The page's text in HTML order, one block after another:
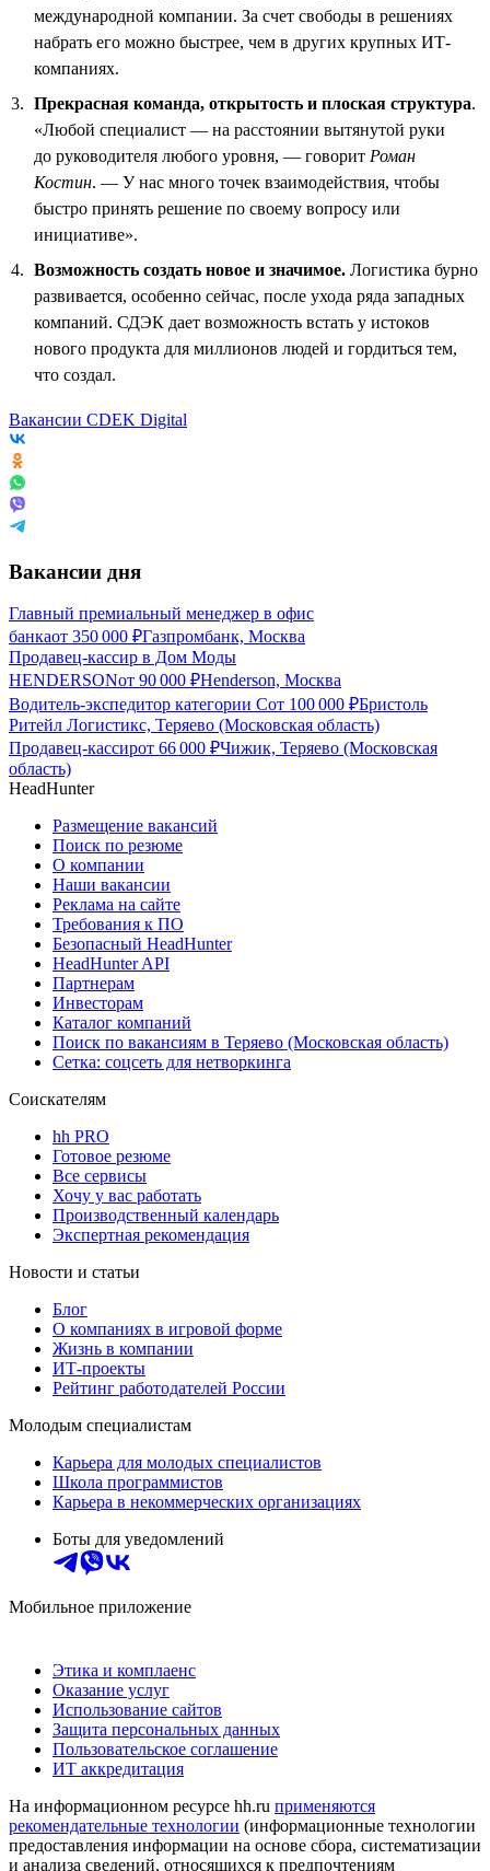
международной компании. За счет свободы в решениях
набрать его можно быстрее, чем в других крупных ИТ-
компаниях.
Прекрасная команда, открытость и плоская структура.
«Любой специалист — на расстоянии вытянутой руки
до руководителя любого уровня, — говорит Роман
Костин. — У нас много точек взаимодействия, чтобы
быстро принять решение по своему вопросу или
инициативе».
Возможность создать новое и значимое. Логистика бурно
развивается, особенно сейчас, после ухода ряда западных
компаний. СДЭК дает возможность встать у истоков
нового продукта для миллионов людей и гордиться тем,
что создал.
Вакансии CDEK Digital
Вакансии дня
Главный премиальный менеджер в офис
банкаот 350 000 ₽Газпромбанк, Москва
Продавец-кассир в Дом Моды
HENDERSONот 90 000 ₽Henderson, Москва
Водитель-экспедитор категории Сот 100 000 ₽Бристоль
Ритейл Логистикс, Теряево (Московская область)
Продавец-кассирот 66 000 ₽Чижик, Теряево (Московская
область)
HeadHunter
Размещение вакансий
Поиск по резюме
О компании
Наши вакансии
Реклама на сайте
Требования к ПО
Безопасный HeadHunter
HeadHunter API
Партнерам
Инвесторам
Каталог компаний
Поиск по вакансиям в Теряево (Московская область)
Сетка: соцсеть для нетворкинга
Соискателям
hh PRO
Готовое резюме
Все сервисы
Хочу у вас работать
Производственный календарь
Экспертная рекомендация
Новости и статьи
Блог
О компаниях в игровой форме
Жизнь в компании
ИТ-проекты
Рейтинг работодателей России
Молодым специалистам
Карьера для молодых специалистов
Школа программистов
Карьера в некоммерческих организациях
Боты для уведомлений
Мобильное приложение
Этика и комплаенс
Оказание услуг
Использование сайтов
Защита персональных данных
Пользовательское соглашение
ИТ аккредитация
На информационном ресурсе hh.ru применяются
рекомендательные технологии (информационные технологии
предоставления информации на основе сбора, систематизации
и анализа сведений, относящихся к предпочтениям